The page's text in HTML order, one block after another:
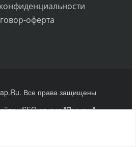
оферта
Все права защищены
- SEO-студия "Практик"